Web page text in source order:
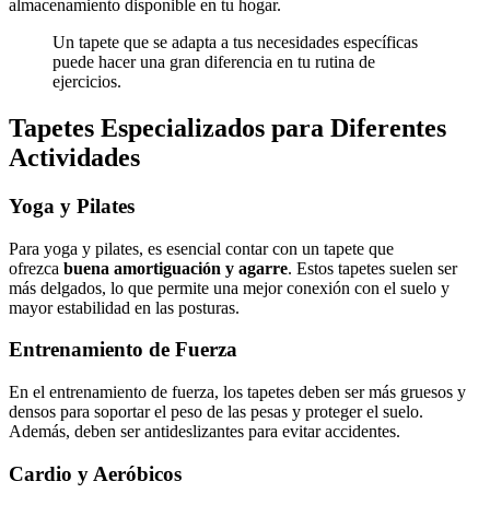
almacenamiento disponible en tu hogar.
Un tapete que se adapta a tus necesidades específicas
puede hacer una gran diferencia en tu rutina de
ejercicios.
Tapetes Especializados para Diferentes
Actividades
Yoga y Pilates
Para yoga y pilates, es esencial contar con un tapete que
ofrezca buena amortiguación y agarre. Estos tapetes suelen ser
más delgados, lo que permite una mejor conexión con el suelo y
mayor estabilidad en las posturas.
Entrenamiento de Fuerza
En el entrenamiento de fuerza, los tapetes deben ser más gruesos y
densos para soportar el peso de las pesas y proteger el suelo.
Además, deben ser antideslizantes para evitar accidentes.
Cardio y Aeróbicos